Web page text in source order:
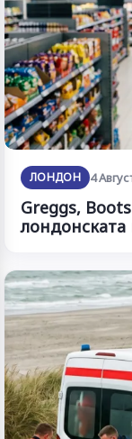
ЛОНДОН 4
Greggs,